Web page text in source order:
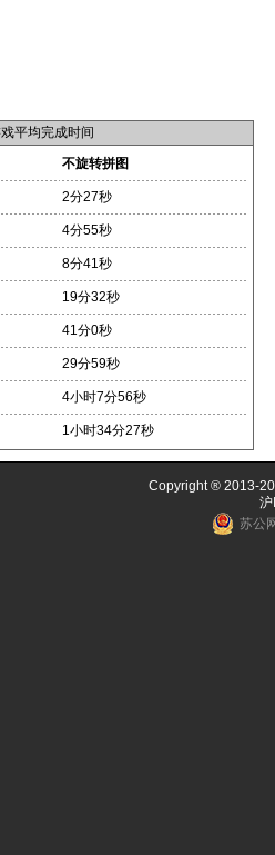
平均完成时间
不旋转拼图
2分27秒
4分55秒
8分41秒
19分32秒
41分0秒
29分59秒
4小时7分56秒
1小时34分27秒
Copyright ® 2013-
苏公